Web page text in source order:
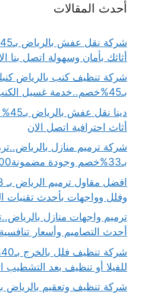
أحدث المقالات
أثاثك بأمان وسهولة اتصل بنا
شركة تنظيف كنب بالرياض
بـ45%خصم..خدمة غسيل الكنب100% اتصل بنا
أثاث احترافية اتصل الان
شركة ترميم منازل
بـ33%خصم وجودة مضمونة100%اتصل الان
وفلل وواجهات بأحدث تقنيات
ترميم واجهات منازل
أحدث التصاميم وأسعار تنافسية
للفيلا أو تنظيف بعد التشطيب